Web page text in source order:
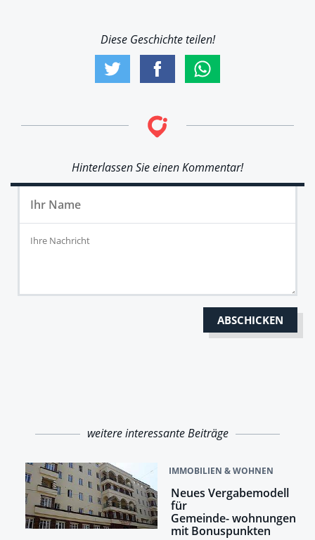
Diese Geschichte teilen!
Hinterlassen Sie einen Kommentar!
weitere interessante Beiträge
IMMOBILIEN & WOHNEN
Neues Vergabemodell
für
Gemeinde- wohnungen
mit Bonuspunkten